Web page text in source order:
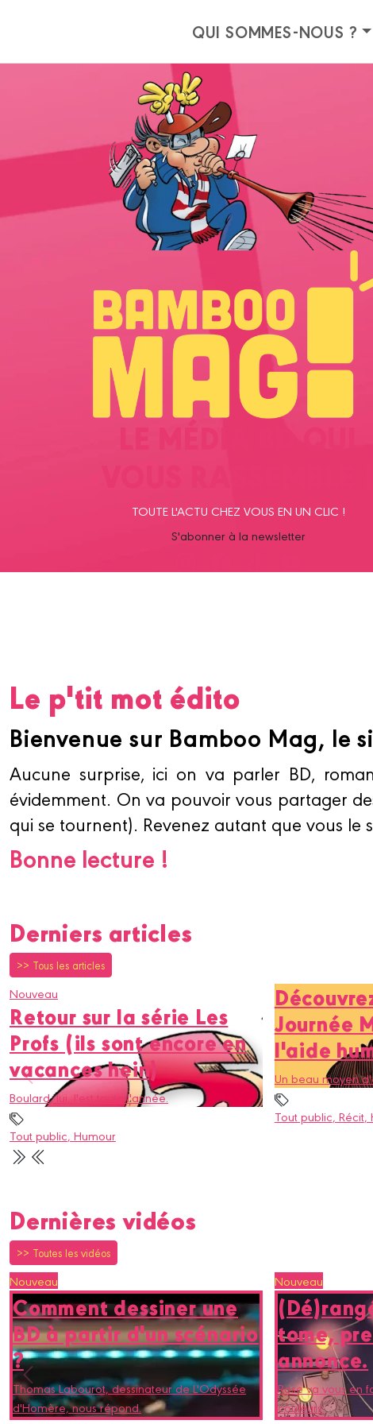
QUI SOMMES-NOUS ?
TOUTE L'ACTU CHEZ VOUS EN UN CLIC !
S'abonner à la newsletter
Le p'tit mot édito
Bienvenue sur Bamboo Mag, le
Aucune surprise, ici on va parler BD,
évidemment. On va pouvoir vous partager
qui se tournent). Revenez autant que vous le
Bonne lecture !
Derniers articles
>> Tous les articles
Nouveau
Retour sur la série Les
Profs (ils sont encore en
vacances hein)
Boulard, lui, l'est toute l'année.
Tout public, Humour
Journée
l'aide
Un beau moyen
Tout public, Récit,
Dernières vidéos
>> Toutes les vidéos
Nouveau
Comment dessiner une
BD à partir d'un scénario
?
Thomas Labourot, dessinateur de L'Odyssée
d'Homère, nous répond.
Nouveau
tome,
annonce.
Rose va vous en
couleurs.